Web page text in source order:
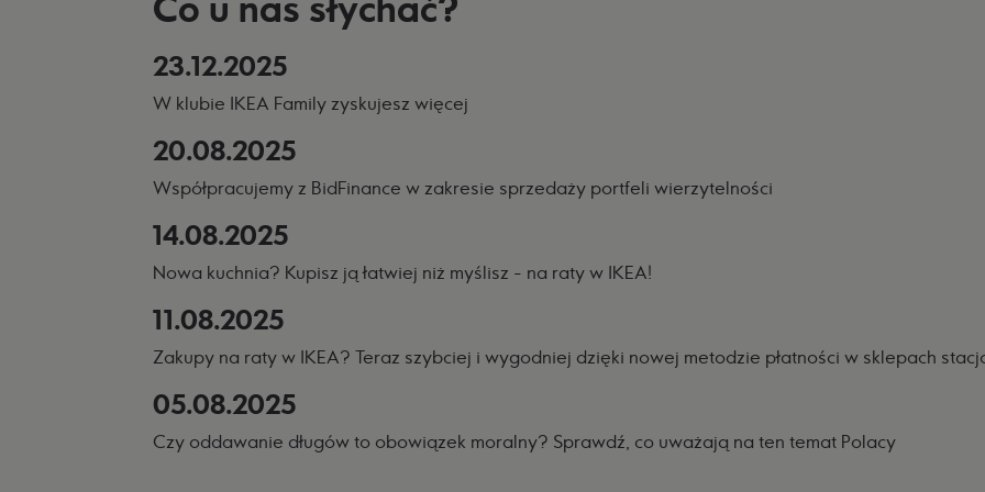
23.12.2025
W klubie IKEA Family zyskujesz więcej
20.08.2025
Współpracujemy z BidFinance w zakresie sprzedaży portfeli wierzytelności
14.08.2025
Nowa kuchnia? Kupisz ją łatwiej niż myślisz - na raty w IKEA!
11.08.2025
Zakupy na raty w IKEA? Teraz szybciej i wygodniej dzięki nowej metodzie płatności w sklepach
05.08.2025
Czy oddawanie długów to obowiązek moralny? Sprawdź, co uważają na ten temat Polacy